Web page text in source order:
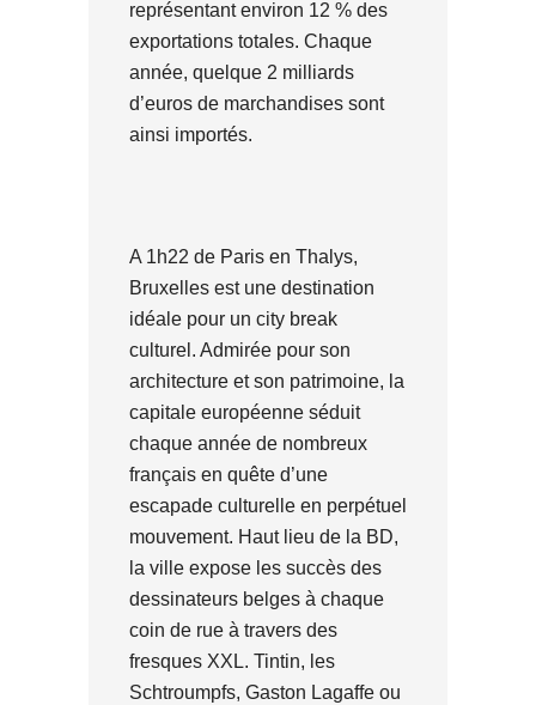
représentant environ 12 % des
exportations totales. Chaque
année, quelque 2 milliards
d’euros de marchandises sont
ainsi importés.
A 1h22 de Paris en Thalys,
Bruxelles est une destination
idéale pour un city break
culturel. Admirée pour son
architecture et son patrimoine, la
capitale européenne séduit
chaque année de nombreux
français en quête d’une
escapade culturelle en perpétuel
mouvement. Haut lieu de la BD,
la ville expose les succès des
dessinateurs belges à chaque
coin de rue à travers des
fresques XXL. Tintin, les
Schtroumpfs, Gaston Lagaffe ou